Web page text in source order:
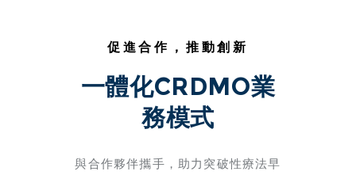
促進合作，推動創新
一體化CRDMO業
務模式
與合作夥伴攜手，助力突破性療法早